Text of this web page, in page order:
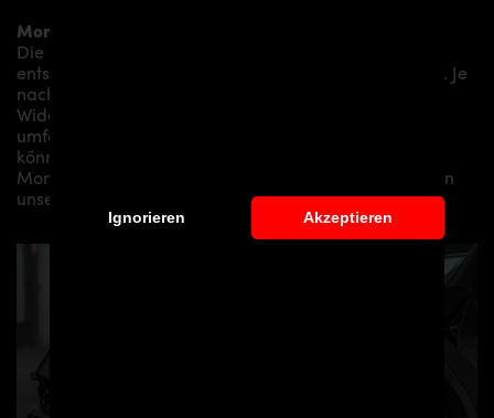
Ignorieren Akzeptieren
Montage:
Die Montage empfehlen wir grundsätzlich durch
entsprechendes Fachpersonal durchführen zu lassen. Je
nach Aerodynamikpaket/
Widebodykit können kleine bis hin zu sehr
umfangreichen Montagearbeiten anfallen. Gerne
können wir Ihnen je nach Region eine professionelle
Montage in unserem Haus anbieten oder Sie an einen
unserer Vertriebs- und Montagepartner vermitteln.